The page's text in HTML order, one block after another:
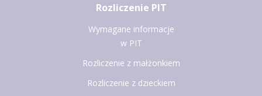
Rozliczenie PIT
Wymagane informacje
w PIT
Rozliczenie z małżonkiem
Rozliczenie z dzieckiem